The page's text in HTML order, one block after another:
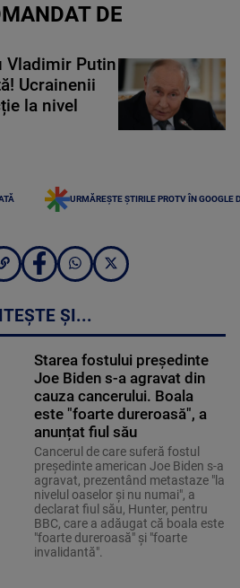
DE
Vladimir Putin
Ucrainenii
la nivel
URMĂREȘTE ȘTIRILE PROTV ÎN GOOGLE
ȘI...
Starea fostului președinte
Joe Biden s-a agravat din
cauza cancerului. Boala
este "foarte dureroasă", a
anunțat fiul său
Cancerul de care suferă fostul
preşedinte american Joe Biden s-a
agravat, prezentând metastaze "la
nivelul oaselor şi nu numai", a
declarat fiul său, Hunter, pentru
BBC, care a adăugat că boala este
"foarte dureroasă" şi "foarte
invalidantă".